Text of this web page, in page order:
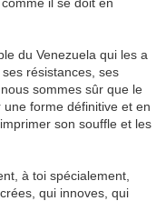
du Venezuela qui les a
résistances, ses
sommes sûr que le
forme définitive et en
son souffle et les
à toi spécialement,
qui innoves, qui